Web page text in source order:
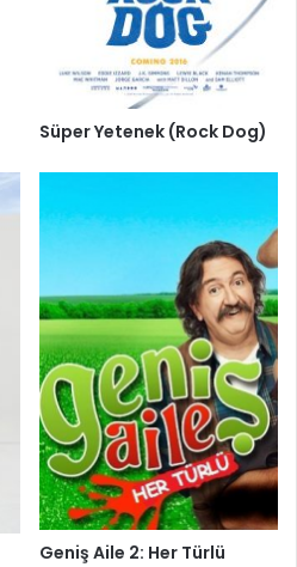
Süper Yetenek (Rock Dog)
Geniş Aile 2: Her Türlü